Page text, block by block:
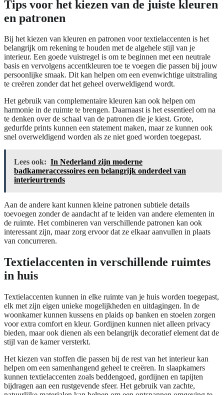
Tips voor het kiezen van de juiste kleuren
en patronen
Bij het kiezen van kleuren en patronen voor textielaccenten is het
belangrijk om rekening te houden met de algehele stijl van je
interieur. Een goede vuistregel is om te beginnen met een neutrale
basis en vervolgens accentkleuren toe te voegen die passen bij jouw
persoonlijke smaak. Dit kan helpen om een evenwichtige uitstraling
te creëren zonder dat het geheel overweldigend wordt.
Het gebruik van complementaire kleuren kan ook helpen om
harmonie in de ruimte te brengen. Daarnaast is het essentieel om na
te denken over de schaal van de patronen die je kiest. Grote,
gedurfde prints kunnen een statement maken, maar ze kunnen ook
snel overweldigend worden als ze niet goed worden toegepast.
Lees ook: In Nederland zijn moderne
badkameraccessoires een belangrijk onderdeel van
interieurtrends
Aan de andere kant kunnen kleine patronen subtiele details
toevoegen zonder de aandacht af te leiden van andere elementen in
de ruimte. Het combineren van verschillende patronen kan ook
interessant zijn, maar zorg ervoor dat ze elkaar aanvullen in plaats
van concurreren.
Textielaccenten in verschillende ruimtes
in huis
Textielaccenten kunnen in elke ruimte van je huis worden toegepast,
elk met zijn eigen unieke mogelijkheden en uitdagingen. In de
woonkamer kunnen kussens en plaids op banken en stoelen zorgen
voor extra comfort en kleur. Gordijnen kunnen niet alleen privacy
bieden, maar ook dienen als een belangrijk decoratief element dat de
stijl van de kamer versterkt.
Het kiezen van stoffen die passen bij de rest van het interieur kan
helpen om een samenhangend geheel te creëren. In slaapkamers
kunnen textielaccenten zoals beddengoed, gordijnen en tapijten
bijdragen aan een rustgevende sfeer. Het gebruik van zachte,